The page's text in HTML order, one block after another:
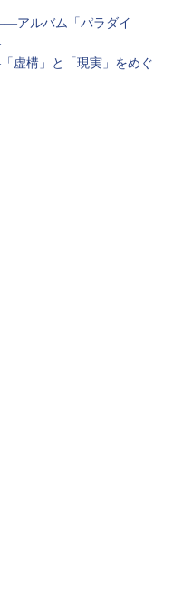
アルバム「パラダイ
構」と「現実」をめぐ